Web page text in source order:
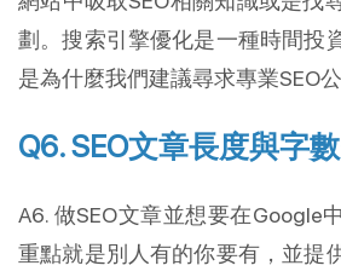
劃。搜索引擎優化是一種時間投
是為什麼我們建議尋求專業SEO公
Q6. SEO文章長度與字
A6. 做SEO文章並想要在Google
重點就是別人有的你要有，並提